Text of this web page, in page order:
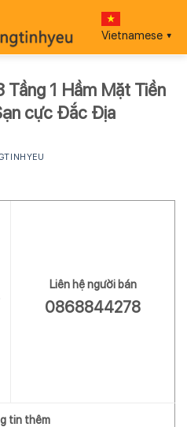
Vietnamese ▼
Tầng 1 Hầm Mặt Tiền
cực Đắc Địa
Liên hệ người bán
0868844278
tin thêm